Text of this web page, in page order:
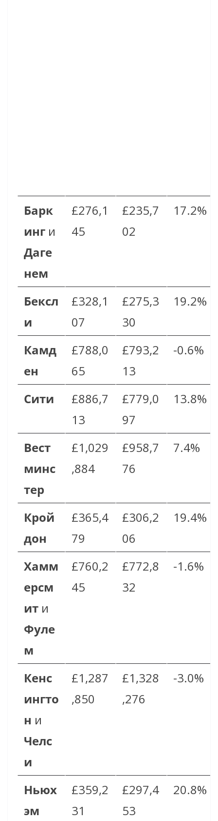
Барк
инг и
Даге
нем
£276,1
45
£235,7
02
17.2%
Бексл
и
£328,1
07
£275,3
30
19.2%
Камд
ен
£788,0
65
£793,2
13
-0.6%
Сити
£886,7
13
£779,0
97
13.8%
Вест
минс
тер
£1,029
,884
£958,7
76
7.4%
Крой
дон
£365,4
79
£306,2
06
19.4%
Хамм
ерсм
ит и
Фуле
м
£760,2
45
£772,8
32
-1.6%
Кенс
ингто
н и
Челс
и
£1,287
,850
£1,328
,276
-3.0%
Ньюх
эм
£359,2
31
£297,4
53
20.8%